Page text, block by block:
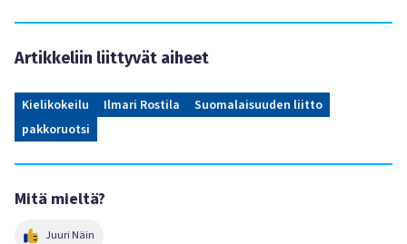
Artikkeliin liittyvät aiheet
Kielikokeilu Ilmari Rostila
Suomalaisuuden liitto
pakkoruotsi
Mitä mieltä?
Juuri Näin